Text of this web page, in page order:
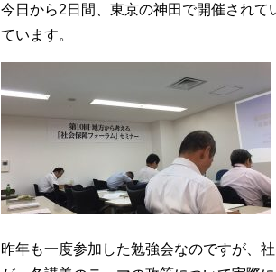
今日から2日間、東京の神田で開催され
ています。
昨年も一度参加した勉強会なのですが、